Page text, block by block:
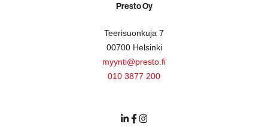
Presto Oy
Teerisuonkuja 7
00700 Helsinki
myynti@presto.fi
010 3877 200